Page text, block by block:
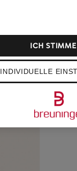
INDIVIDUELLE
ICH